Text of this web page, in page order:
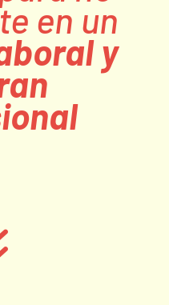
en un
y